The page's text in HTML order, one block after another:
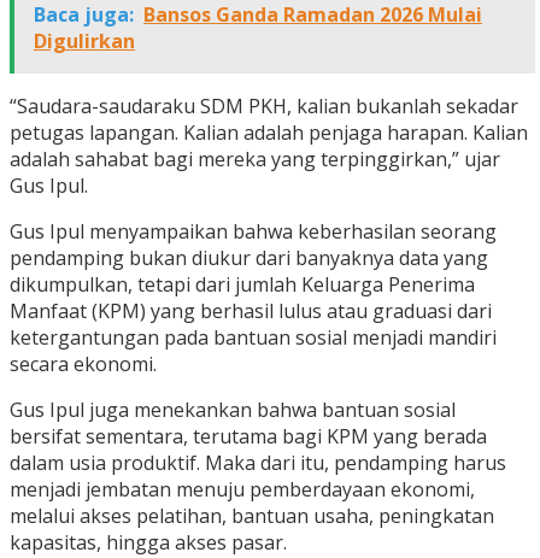
Baca juga: Bansos Ganda Ramadan 2026 Mulai
Digulirkan
“Saudara-saudaraku SDM PKH, kalian bukanlah sekadar
petugas lapangan. Kalian adalah penjaga harapan. Kalian
adalah sahabat bagi mereka yang terpinggirkan,” ujar
Gus Ipul.
Gus Ipul menyampaikan bahwa keberhasilan seorang
pendamping bukan diukur dari banyaknya data yang
dikumpulkan, tetapi dari jumlah Keluarga Penerima
Manfaat (KPM) yang berhasil lulus atau graduasi dari
ketergantungan pada bantuan sosial menjadi mandiri
secara ekonomi.
Gus Ipul juga menekankan bahwa bantuan sosial
bersifat sementara, terutama bagi KPM yang berada
dalam usia produktif. Maka dari itu, pendamping harus
menjadi jembatan menuju pemberdayaan ekonomi,
melalui akses pelatihan, bantuan usaha, peningkatan
kapasitas, hingga akses pasar.